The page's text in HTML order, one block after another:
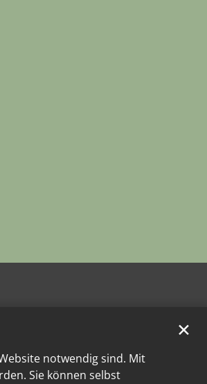
notwendig sind. Mit
Sie können selbst
✕